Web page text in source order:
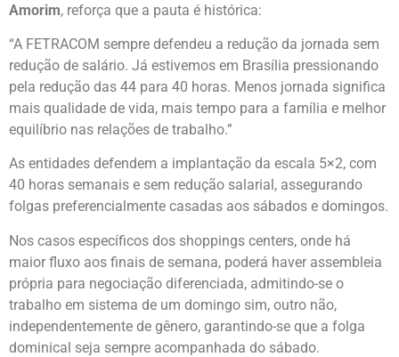
Amorim, reforça que a pauta é histórica:
“A FETRACOM sempre defendeu a redução da jornada sem
redução de salário. Já estivemos em Brasília pressionando
pela redução das 44 para 40 horas. Menos jornada significa
mais qualidade de vida, mais tempo para a família e melhor
equilíbrio nas relações de trabalho.”
As entidades defendem a implantação da escala 5×2, com
40 horas semanais e sem redução salarial, assegurando
folgas preferencialmente casadas aos sábados e domingos.
Nos casos específicos dos shoppings centers, onde há
maior fluxo aos finais de semana, poderá haver assembleia
própria para negociação diferenciada, admitindo-se o
trabalho em sistema de um domingo sim, outro não,
independentemente de gênero, garantindo-se que a folga
dominical seja sempre acompanhada do sábado.